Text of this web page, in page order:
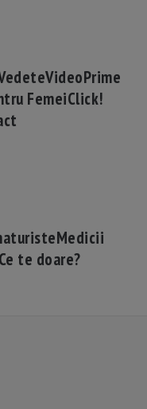
VideoPrime
FemeiClick!
Medicii
Ce te doare?